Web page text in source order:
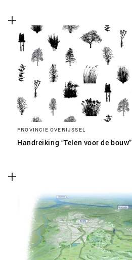
PROVINCIE OVERIJSSEL
Handreiking “Telen voor de bouw”